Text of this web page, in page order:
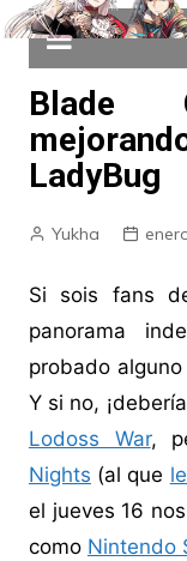
Blade
LadyBug
Yukha
Si sois fans
panorama
probado
Y si no,
Lodoss War,
Nights (al que
el jueves 16
como Nintendo